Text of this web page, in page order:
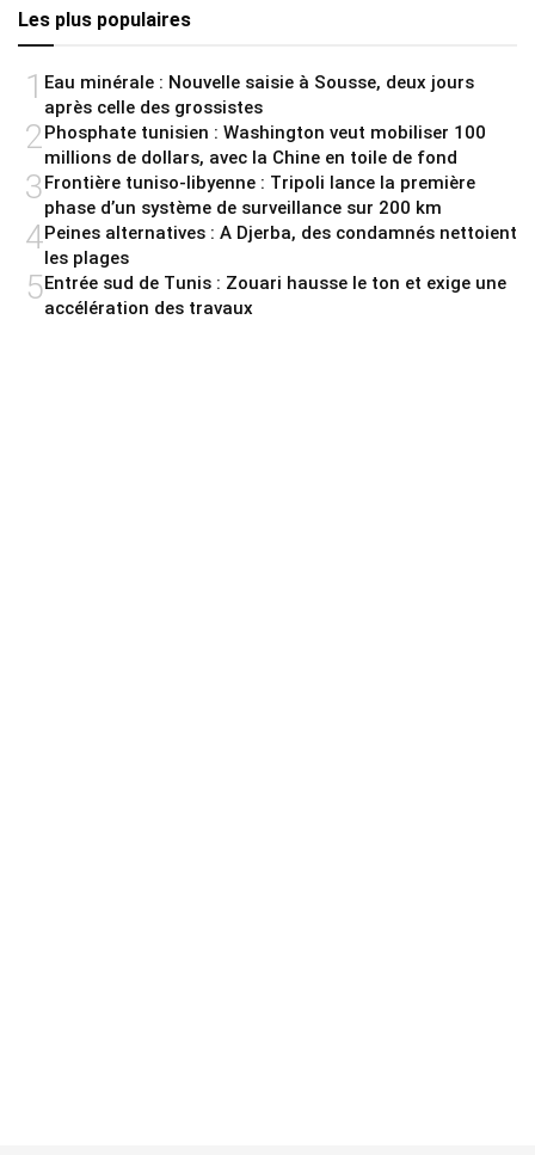
Les plus populaires
1 Eau minérale : Nouvelle saisie à Sousse, deux jours
après celle des grossistes
2 Phosphate tunisien : Washington veut mobiliser 100
millions de dollars, avec la Chine en toile de fond
3Frontière tuniso-libyenne : Tripoli lance la première
phase d’un système de surveillance sur 200 km
4Peines alternatives : A Djerba, des condamnés nettoient
les plages
5Entrée sud de Tunis : Zouari hausse le ton et exige une
accélération des travaux